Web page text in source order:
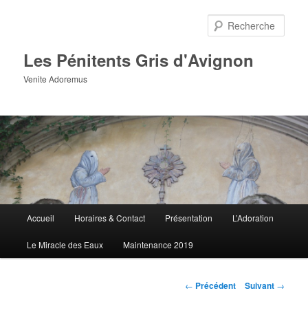
Les Pénitents Gris d'Avignon
Venite Adoremus
principal
Accueil Horaires & Contact Présentation L’Adoration
Le Miracle des Eaux Maintenance 2019
Navigation
← Précédent Suivant →